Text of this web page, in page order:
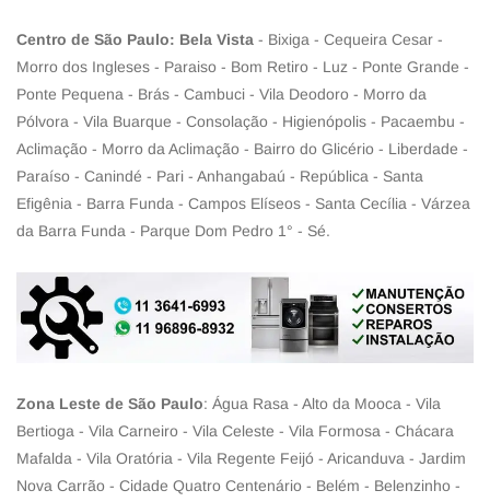
Centro de São Paulo: Bela Vista - Bixiga - Cequeira Cesar -
Morro dos Ingleses - Paraiso - Bom Retiro - Luz - Ponte Grande -
Ponte Pequena - Brás - Cambuci - Vila Deodoro - Morro da
Pólvora - Vila Buarque - Consolação - Higienópolis - Pacaembu -
Aclimação - Morro da Aclimação - Bairro do Glicério - Liberdade -
Paraíso - Canindé - Pari - Anhangabaú - República - Santa
Efigênia - Barra Funda - Campos Elíseos - Santa Cecília - Várzea
da Barra Funda - Parque Dom Pedro 1° - Sé.
Zona Leste de São Paulo: Água Rasa - Alto da Mooca - Vila
Bertioga - Vila Carneiro - Vila Celeste - Vila Formosa - Chácara
Mafalda - Vila Oratória - Vila Regente Feijó - Aricanduva - Jardim
Nova Carrão - Cidade Quatro Centenário - Belém - Belenzinho -